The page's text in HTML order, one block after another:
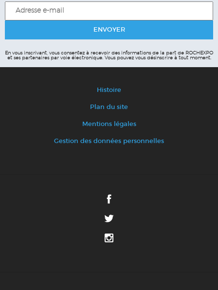
En vous inscrivant, vous consentez à recevoir des informations de la part de ROCHEXPO
et ses partenaires par voie électronique.Vous pouvez vous désinscrire à tout moment.
Histoire
Plan du site
Mentions légales
Gestion des données personnelles